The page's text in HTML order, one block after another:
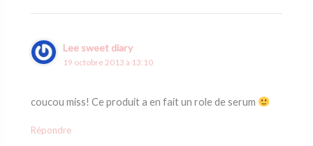
Lee sweet diary
19 octobre 2013 à 13:10
coucou miss! Ce produit a en fait un role de serum
Répondre